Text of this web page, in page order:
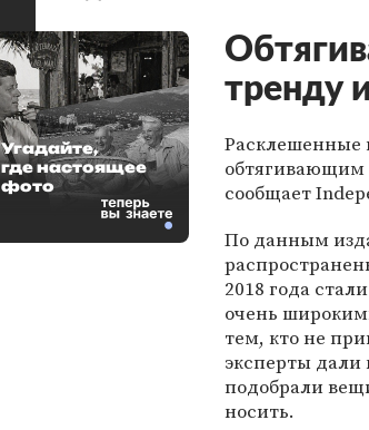
тренду
сообщает
По данным
2018 года
очень
тем, кто не
эксперты дали
подобрали
носить.
Угадайте,
где настоящее
фото